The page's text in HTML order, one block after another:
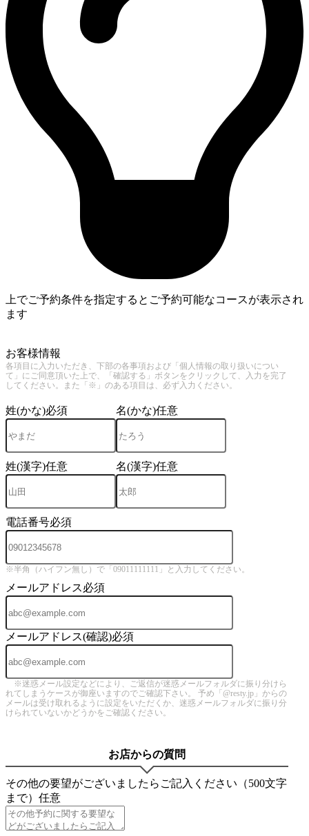
上でご予約条件を指定するとご予約可能なコースが表示され
ます
お客様情報
各項目に入力いただき、下部の各事項および「個人情報の取り扱いについ
て」にご同意頂いた上で、「確認する」ボタンをクリックして、入力を完了
してください。また「※」のある項目は、必ず入力ください。
姓(かな)必須 名(かな)任意
姓(漢字)任意 名(漢字)任意
電話番号必須
※半角（ハイフン無し）で「09011111111」と入力してください。
メールアドレス必須
メールアドレス(確認)必須
※迷惑メール設定などにより、ご返信が迷惑メールフォルダに振り分けら
れてしまうケースが御座いますのでご確認下さい。 予め「@resty.jp」からの
メールは受け取れるように設定をいただくか、迷惑メールフォルダに振り分
けられていないかどうかをご確認ください。
お店からの質問
その他の要望がございましたらご記入ください（500文字
まで） 任意